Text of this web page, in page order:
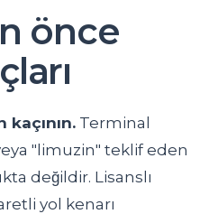
önce
kaçının. Terminal
"limuzin" teklif eden
değildir. Lisanslı
yol kenarı